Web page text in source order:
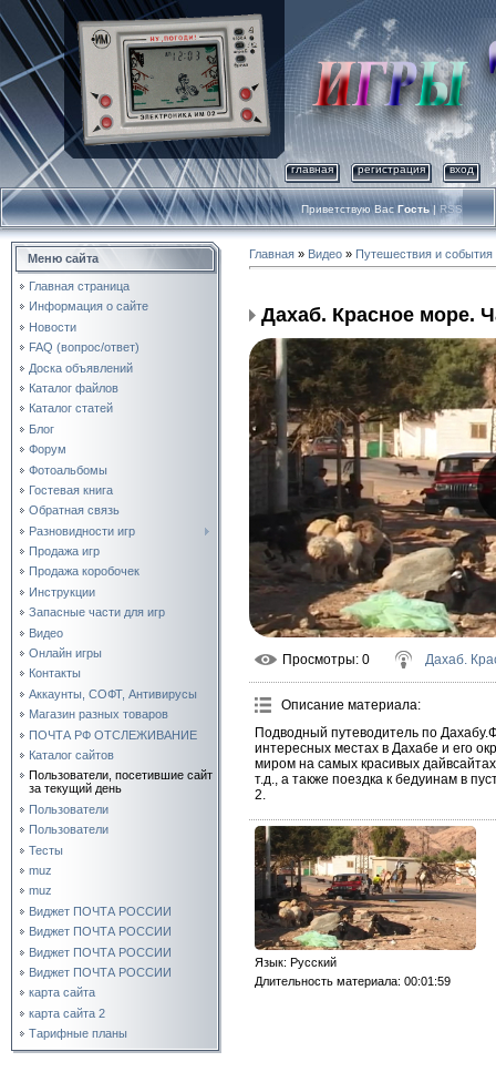
главная регистрация вход
Приветствую Вас Гость | RSS
Меню сайта
Главная страница
Информация о сайте
Новости
FAQ (вопрос/ответ)
Доска объявлений
Каталог файлов
Каталог статей
Блог
Форум
Фотоальбомы
Гостевая книга
Обратная связь
Разновидности игр
Продажа игр
Продажа коробочек
Инструкции
Запасные части для игр
Видео
Онлайн игры
Контакты
Аккаунты, СОФТ, Антивирусы
Магазин разных товаров
ПОЧТА РФ ОТСЛЕЖИВАНИЕ
Каталог сайтов
Пользователи, посетившие сайт
за текущий день
Пользователи
Пользователи
Тесты
muz
muz
Виджет ПОЧТА РОССИИ
Виджет ПОЧТА РОССИИ
Виджет ПОЧТА РОССИИ
Виджет ПОЧТА РОССИИ
карта сайта
карта сайта 2
Тарифные планы
Главная » Видео » Путешествия и события
Дахаб. Красное море.
Просмотры: 0 Дахаб.
Описание материала:
Подводный путеводитель по
интересных местах в Дахабе и его
миром на самых красивых
т.д., а также поездка к бедуинам в
2.
Язык: Русский
Длительность материала: 00:01:59